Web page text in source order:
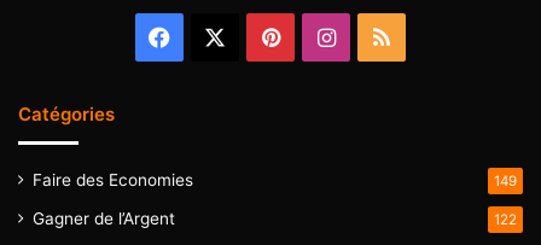
Facebook PinterestInstagram
RSS
Catégories
Faire des Economies 149
Gagner de l’Argent 122